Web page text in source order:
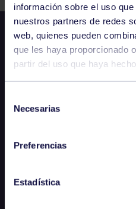
información sobre el uso
nuestros partners de redes
web, quienes pueden
que les haya proporcionado
partir del uso que haya
Necesarias
Preferencias
Estadística